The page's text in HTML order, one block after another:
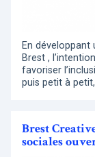
En développant
Brest ,
favoriser
puis petit à
Brest
sociales